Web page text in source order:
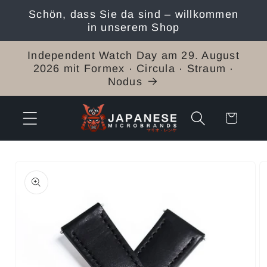
zum
Schön, dass Sie da sind – willkommen
in unserem Shop
Independent Watch Day am 29. August
2026 mit Formex · Circula · Straum ·
Nodus
Warenkorb